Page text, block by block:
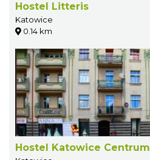
Hostel Litteris
Katowice
0.14 km
Hostel Katowice Centrum